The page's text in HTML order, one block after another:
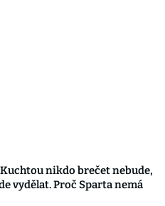
nikdo brečet nebude,
vydělat. Proč Sparta nemá